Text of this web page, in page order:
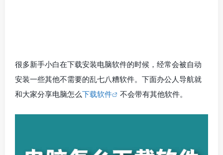
很多新手小白在下载安装电脑软件的时候，经常会被自动
安装一些其他不需要的乱七八糟软件。下面办公人导航就
和大家分享电脑怎么下载软件 不会带有其他软件。